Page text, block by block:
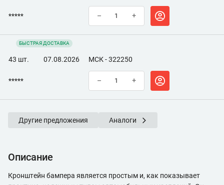
***** – +
БЫСТРАЯ ДОСТАВКА
43 шт. 07.08.2026 МСК - 322250
***** – +
Другие предложения Аналоги
Описание
Кронштейн бампера является простым и, как показывает